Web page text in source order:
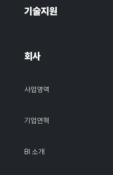
기술지원
회사
사업영역
기업연혁
BI 소개